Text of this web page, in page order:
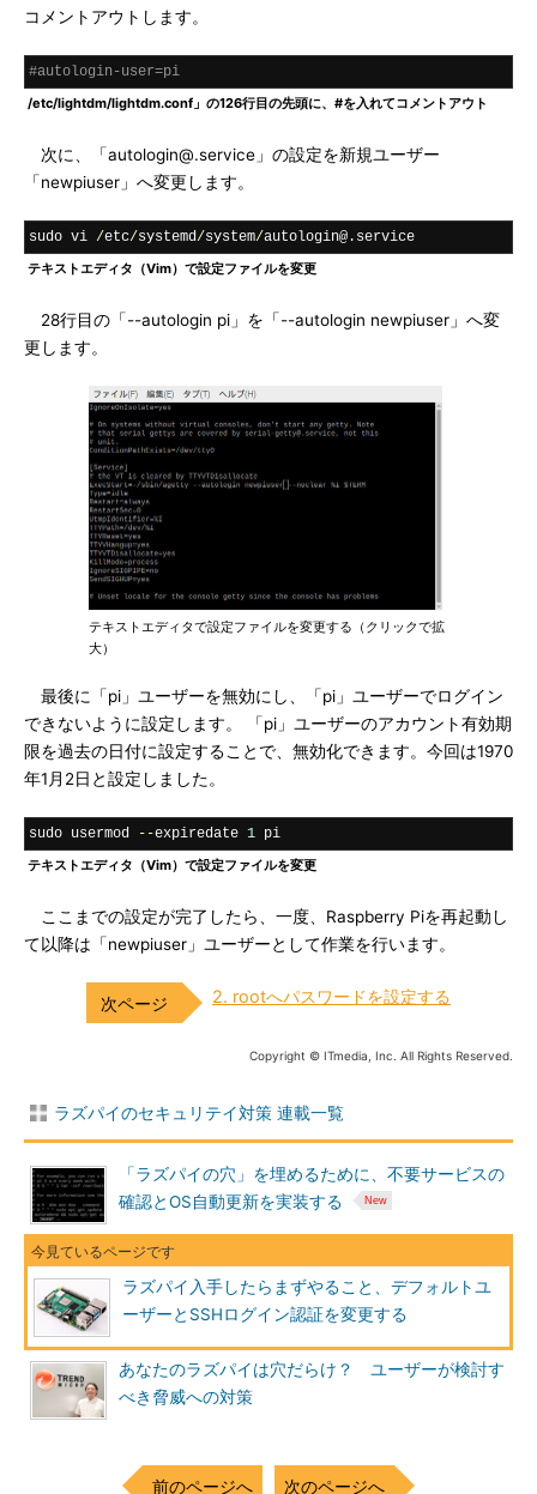
コメントアウトします。
#autologin-user=pi
/etc/lightdm/lightdm.conf」の126行目の先頭に、#を入れてコメントアウト
次に、「autologin@.service」の設定を新規ユーザー
「newpiuser」へ変更します。
sudo vi /etc/systemd/system/autologin@ . service
テキストエディタ（Vim）で設定ファイルを変更
28行目の「--autologin pi」を「--autologin newpiuser」へ変
更します。
テキストエディタで設定ファイルを変更する（クリックで拡
大）
最後に「pi」ユーザーを無効にし、「pi」ユーザーでログイン
できないように設定します。 「pi」ユーザーのアカウント有効期
限を過去の日付に設定することで、無効化できます。今回は1970
年1月2日と設定しました。
sudo usermod --expiredate 1 pi
テキストエディタ（Vim）で設定ファイルを変更
ここまでの設定が完了したら、一度、Raspberry Piを再起動し
て以降は「newpiuser」ユーザーとして作業を行います。
2. rootへパスワードを設定する
Copyright © ITmedia, Inc. All Rights Reserved.
ラズパイのセキュリテイ対策 連載一覧
「ラズパイの穴」を埋めるために、不要サービスの
確認とOS自動更新を実装する
ラズパイ入手したらまずやること、デフォルトユ
ーザーとSSHログイン認証を変更する
あなたのラズパイは穴だらけ？ ユーザーが検討す
べき脅威への対策
前のページへ 次のページへ